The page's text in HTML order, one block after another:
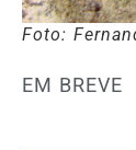
Foto:
EM BREVE